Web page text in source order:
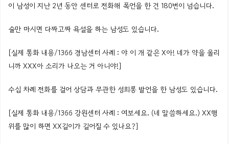
이 남성이 지난 2년 동안 센터로 전화해 폭언을 한 건 180번이 넘습니다.
술만 마시면 다짜고짜 욕설을 하는 남성도 있습니다.
[실제 통화 내용/1366 경남센터 사례 : 야 이 개 같은 X아! 네가 약을 올리
니까 XXX아 소리가 나오는 거 아니야!]
수십 차례 전화를 걸어 상담과 무관한 성희롱 발언을 한 남성도 있습니다.
[실제 통화 내용/1366 강원센터 사례 : 여보세요. (네 말씀하세요.) XX행
위를 많이 하면 XX길이가 길어질 수 있나요?]